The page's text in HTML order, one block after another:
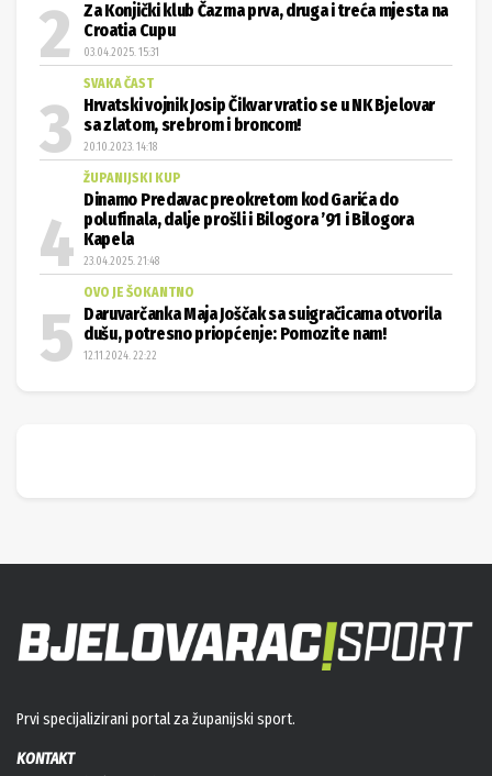
Za Konjički klub Čazma prva, druga i treća mjesta na
Croatia Cupu
03.04.2025. 15:31
SVAKA ČAST
Hrvatski vojnik Josip Čikvar vratio se u NK Bjelovar
sa zlatom, srebrom i broncom!
20.10.2023. 14:18
ŽUPANIJSKI KUP
Dinamo Predavac preokretom kod Garića do
polufinala, dalje prošli i Bilogora ’91 i Bilogora
Kapela
23.04.2025. 21:48
OVO JE ŠOKANTNO
Daruvarčanka Maja Joščak sa suigračicama otvorila
dušu, potresno priopćenje: Pomozite nam!
12.11.2024. 22:22
Prvi specijalizirani portal za županijski sport.
KONTAKT